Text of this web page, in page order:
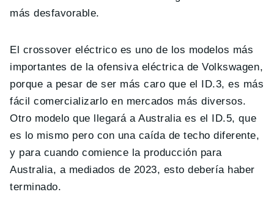
más desfavorable.
El crossover eléctrico es uno de los modelos más
importantes de la ofensiva eléctrica de Volkswagen,
porque a pesar de ser más caro que el ID.3, es más
fácil comercializarlo en mercados más diversos.
Otro modelo que llegará a Australia es el ID.5, que
es lo mismo pero con una caída de techo diferente,
y para cuando comience la producción para
Australia, a mediados de 2023, esto debería haber
terminado.